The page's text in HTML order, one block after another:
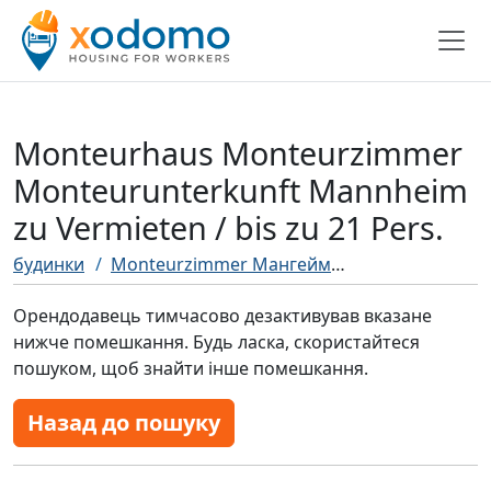
Monteurhaus Monteurzimmer
Monteurunterkunft Mannheim
zu Vermieten / bis zu 21 Pers.
будинки Monteurzimmer Мангейм
Орендодавець тимчасово дезактивував вказане
нижче помешкання. Будь ласка, скористайтеся
пошуком, щоб знайти інше помешкання.
Назад до пошуку